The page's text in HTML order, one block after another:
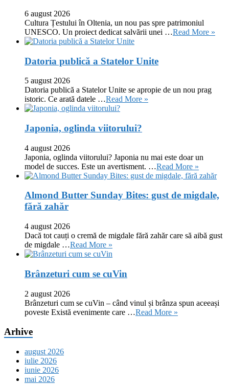
6 august 2026
Cultura Țestului în Oltenia, un nou pas spre patrimoniul
UNESCO. Un proiect dedicat salvării unei …Read More »
Datoria publică a Statelor Unite
5 august 2026
Datoria publică a Statelor Unite se apropie de un nou prag
istoric. Ce arată datele …Read More »
Japonia, oglinda viitorului?
4 august 2026
Japonia, oglinda viitorului? Japonia nu mai este doar un
model de succes. Este un avertisment. …Read More »
Almond Butter Sunday Bites: gust de migdale,
fără zahăr
4 august 2026
Dacă tot cauți o cremă de migdale fără zahăr care să aibă gust
de migdale …Read More »
Brânzeturi cum se cuVin
2 august 2026
Brânzeturi cum se cuVin – când vinul și brânza spun aceeași
poveste Există evenimente care …Read More »
Arhive
august 2026
iulie 2026
iunie 2026
mai 2026